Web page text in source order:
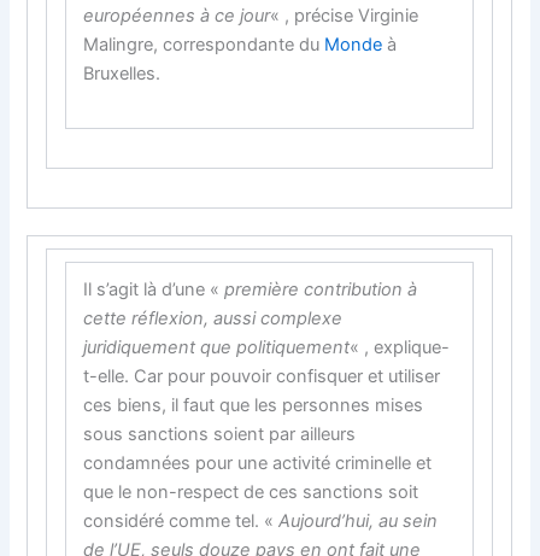
européennes à ce jour« , précise Virginie
Malingre, correspondante du Monde à
Bruxelles.
Il s’agit là d’une «première contribution à
cette réflexion, aussi complexe
juridiquement que politiquement« , explique-
t-elle. Car pour pouvoir confisquer et utiliser
ces biens, il faut que les personnes mises
sous sanctions soient par ailleurs
condamnées pour une activité criminelle et
que le non-respect de ces sanctions soit
considéré comme tel. «Aujourd’hui, au sein
de l’UE, seuls douze pays en ont fait une